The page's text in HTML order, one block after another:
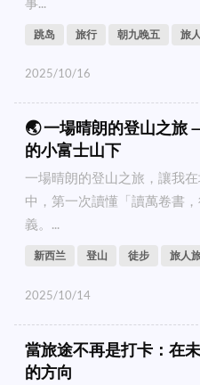
跳岛 旅行 朝九晚五 旅
2025/10/16
🌏 一場晴朗的登山之旅
的小富士山下
一場晴朗的登山之旅，讓我
中，第一次讀懂「讀萬卷書
義。...
新西兰 登山 徒步 旅人
2025/10/14
當旅途不再是打卡：在
的方向